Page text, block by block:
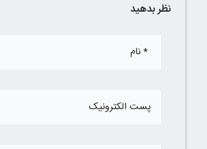
نظر بدهید